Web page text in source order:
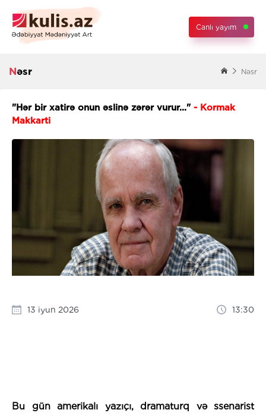
Canlı yayım
Nəsr Nəsr
"Hər bir xatirə onun əslinə zərər vurur..." - Kormak
Makkarti
13 iyun 2026 13:30
Bu gün amerikalı yazıçı, dramaturq və ssenarist